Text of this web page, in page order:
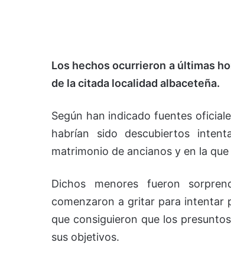
Los hechos ocurrieron a últimas
de la citada localidad albaceteña.
Según han indicado fuentes
habrían sido descubiertos
matrimonio de ancianos y en la
Dichos menores fueron
comenzaron a gritar para intentar
que consiguieron que los
sus objetivos.